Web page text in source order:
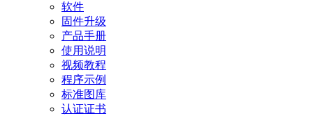
软件
固件升级
产品手册
使用说明
视频教程
程序示例
标准图库
认证证书